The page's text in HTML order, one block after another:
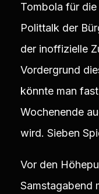
Tombola für
Polittalk der
der inoffizielle
Vordergrund
könnte man
Wochenende
wird. Sieben
Vor den
Samstagabend